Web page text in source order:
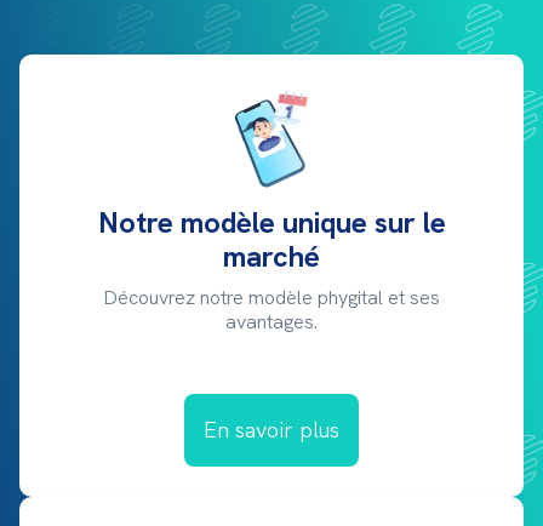
Notre modèle unique sur le
marché
Découvrez notre modèle phygital et ses
avantages.
En savoir plus